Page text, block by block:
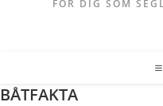
FÖR DIG SOM
BÅTFAKTA